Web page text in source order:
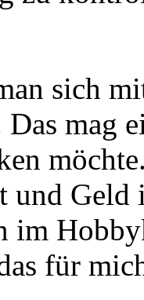
sich
mag
Geld
im
für